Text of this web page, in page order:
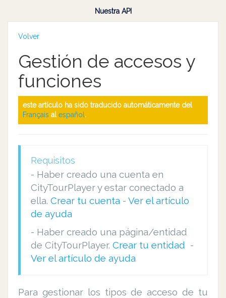
Nuestra API
Volver
Gestión de accesos y
funciones
este artículo ha sido traducido automáticamente del
Français alespañol.
Requisitos
- Haber creado una cuenta en
CityTourPlayer y estar conectado a
ella. Crear tu cuenta - Ver el artículo
de ayuda
- Haber creado una página/entidad
de CityTourPlayer. Crear tu entidad -
Ver el artículo de ayuda
Para gestionar los tipos de acceso de tu